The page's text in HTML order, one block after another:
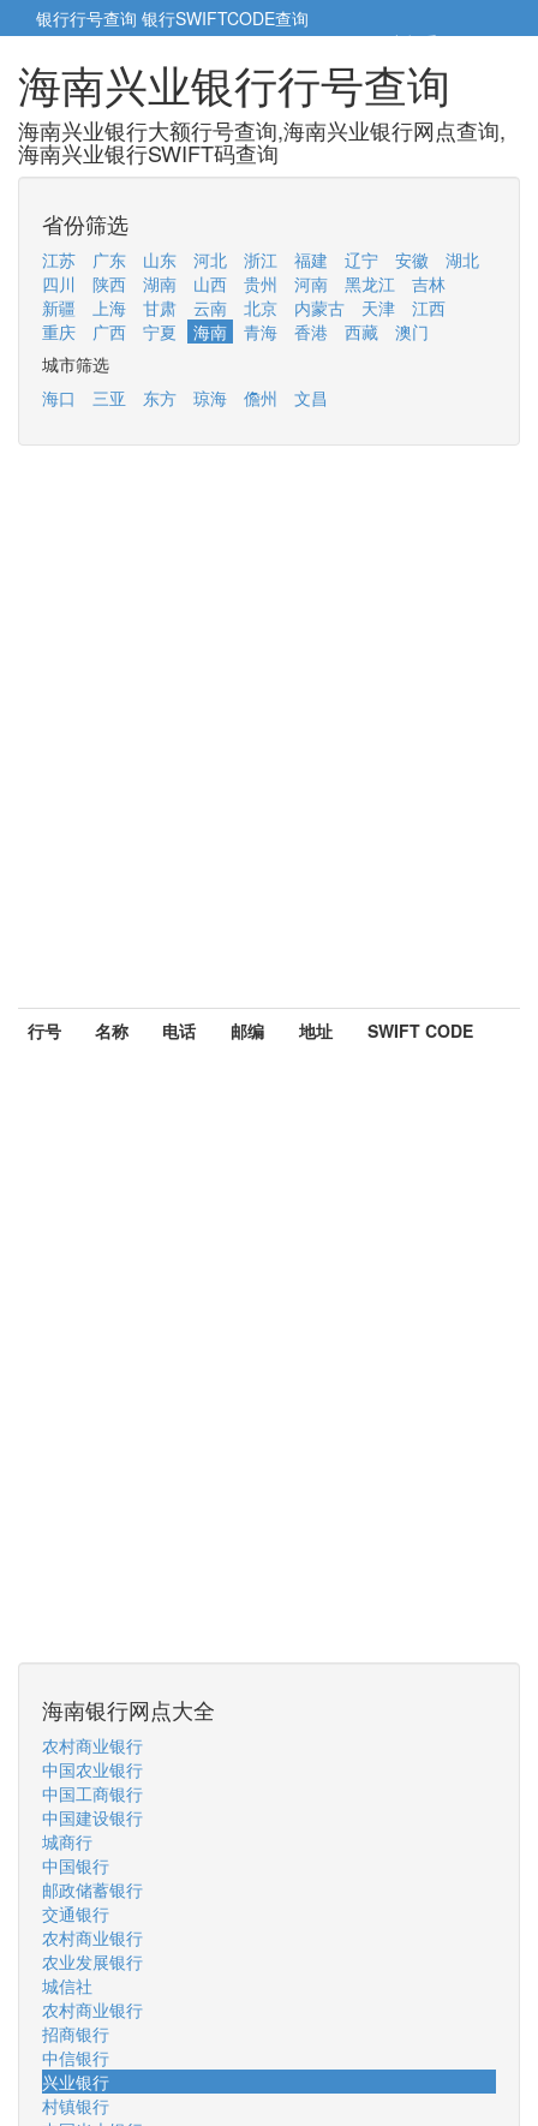
银行行号查询 银行SWIFTCODE查询
5cm小帮手5cm.cn
海南兴业银行行号查询
海南兴业银行大额行号查询,海南兴业银行网点查询,
海南兴业银行SWIFT码查询
省份筛选
江苏 广东 山东 河北 浙江 福建 辽宁 安徽
湖北
四川
陕西 湖南 山西 贵州 河南 黑龙江
吉林
新疆
上海 甘肃 云南 北京 内蒙古 天津
江西
重庆
广西 宁夏 海南 青海 香港 西藏
澳门
城市筛选
海口
三亚 东方 琼海 儋州 文昌
行号 名称 电话 邮编 地址 SWIFT CODE
海南银行网点大全
农村商业银行
中国农业银行
中国工商银行
中国建设银行
城商行
中国银行
邮政储蓄银行
交通银行
农村商业银行
农业发展银行
城信社
农村商业银行
招商银行
中信银行
兴业银行
村镇银行